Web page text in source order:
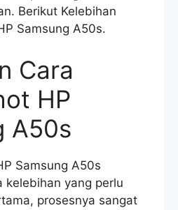
Berikut Kelebihan
Samsung A50s.
Cara
HP
A50s
Samsung A50s
kelebihan yang perlu
prosesnya sangat